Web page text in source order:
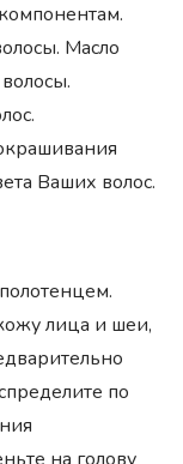
Масло
Ваших волос.
лица и шеи,
по